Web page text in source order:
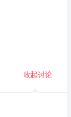
收起讨论